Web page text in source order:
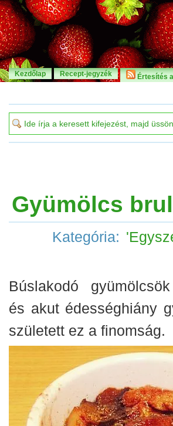
Kezdőlap Recept-jegyzék Értesítés
Gyümölcs
Kategória:
Búslakodó
és akut édességhiány
született ez a finomság.